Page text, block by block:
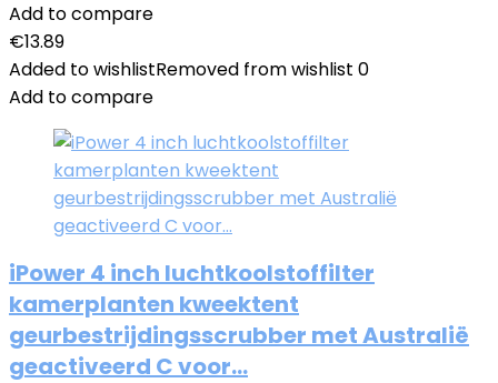
Add to compare
€13.89
Added to wishlistRemoved from wishlist 0
Add to compare
iPower 4 inch luchtkoolstoffilter
kamerplanten kweektent
geurbestrijdingsscrubber met Australië
geactiveerd C voor…